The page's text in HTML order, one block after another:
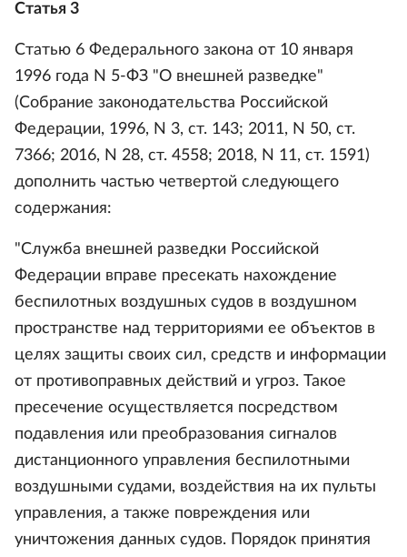
Статья 3
Статью 6 Федерального закона от 10 января
1996 года N 5-ФЗ "О внешней разведке"
(Собрание законодательства Российской
Федерации, 1996, N 3, ст. 143; 2011, N 50, ст.
7366; 2016, N 28, ст. 4558; 2018, N 11, ст. 1591)
дополнить частью четвертой следующего
содержания:
"Служба внешней разведки Российской
Федерации вправе пресекать нахождение
беспилотных воздушных судов в воздушном
пространстве над территориями ее объектов в
целях защиты своих сил, средств и информации
от противоправных действий и угроз. Такое
пресечение осуществляется посредством
подавления или преобразования сигналов
дистанционного управления беспилотными
воздушными судами, воздействия на их пульты
управления, а также повреждения или
уничтожения данных судов. Порядок принятия